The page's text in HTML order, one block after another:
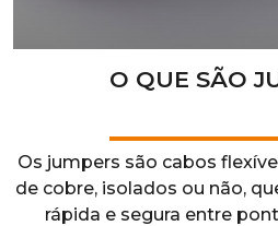
O QUE SÃO
Os jumpers são cabos
de cobre, isolados ou não,
rápida e segura entre